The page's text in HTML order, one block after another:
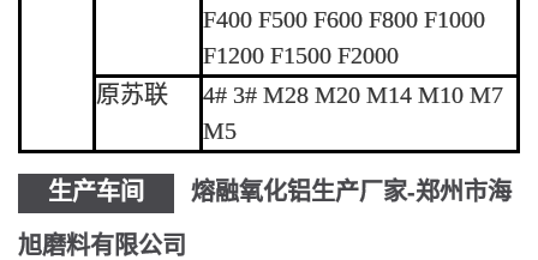
F400 F500 F600 F800 F1000
F1200 F1500 F2000
原苏联
4# 3# M28 M20 M14 M10 M7
M5
生产车间 熔融氧化铝生产厂家-郑州市海
旭磨料有限公司